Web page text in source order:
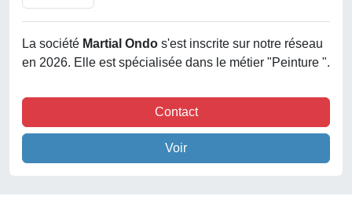
La société Martial Ondo s'est inscrite sur notre réseau
en 2026. Elle est spécialisée dans le métier "Peinture ".
Contact
Voir